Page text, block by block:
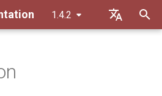
1.4.2